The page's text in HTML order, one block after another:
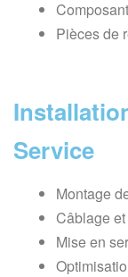
Pièces de
Service
Montage
Câblage
Mise en